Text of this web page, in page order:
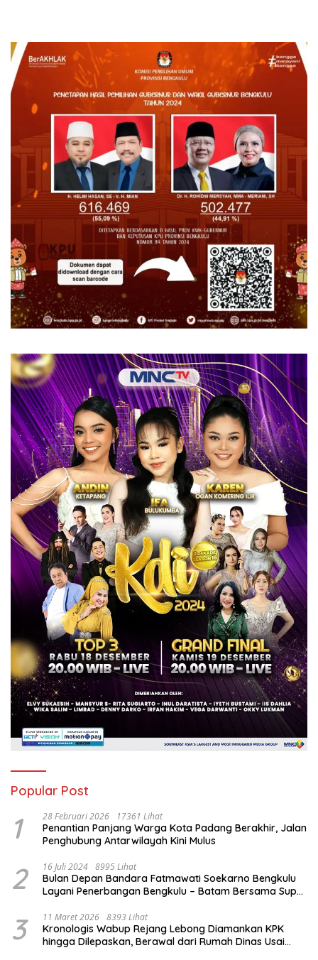
Popular Post
1 28 Februari 2026 17361 Lihat
Penantian Panjang Warga Kota Padang Berakhir, Jalan
Penghubung Antarwilayah Kini Mulus
2 16 Juli 2024 8995 Lihat
Bulan Depan Bandara Fatmawati Soekarno Bengkulu
Layani Penerbangan Bengkulu – Batam Bersama Super
3 11 Maret 2026 8393 Lihat
Kronologis Wabup Rejang Lebong Diamankan KPK
hingga Dilepaskan, Berawal dari Rumah Dinas Usai